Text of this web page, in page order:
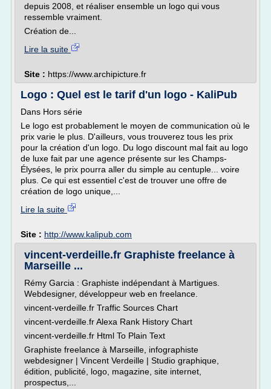
depuis 2008, et réaliser ensemble un logo qui vous
ressemble vraiment.
Création de...
Lire la suite
Site : https://www.archipicture.fr
Logo : Quel est le tarif d'un logo - KaliPub
Dans Hors série
Le logo est probablement le moyen de communication où le
prix varie le plus. D'ailleurs, vous trouverez tous les prix
pour la création d'un logo. Du logo discount mal fait au logo
de luxe fait par une agence présente sur les Champs-
Élysées, le prix pourra aller du simple au centuple... voire
plus. Ce qui est essentiel c'est de trouver une offre de
création de logo unique,...
Lire la suite
Site : http://www.kalipub.com
vincent-verdeille.fr Graphiste freelance à
Marseille ...
Rémy Garcia : Graphiste indépendant à Martigues.
Webdesigner, développeur web en freelance.
vincent-verdeille.fr Traffic Sources Chart
vincent-verdeille.fr Alexa Rank History Chart
vincent-verdeille.fr Html To Plain Text
Graphiste freelance à Marseille, infographiste
webdesigner | Vincent Verdeille | Studio graphique,
édition, publicité, logo, magazine, site internet,
prospectus,...